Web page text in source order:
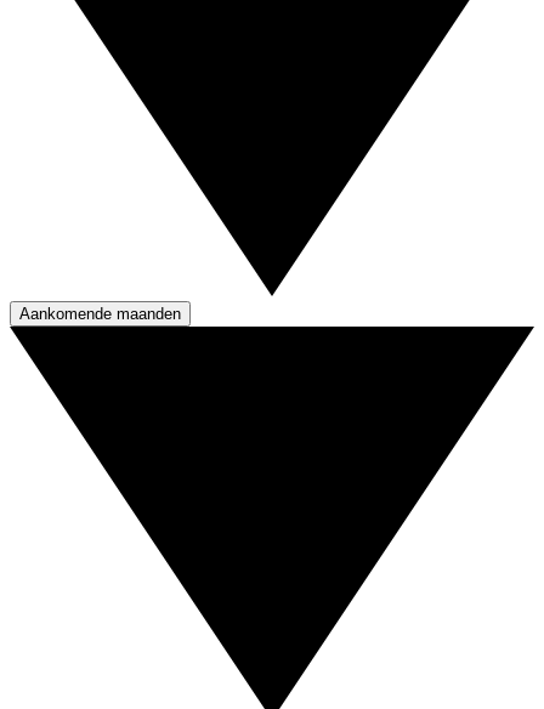
Aankomende maanden